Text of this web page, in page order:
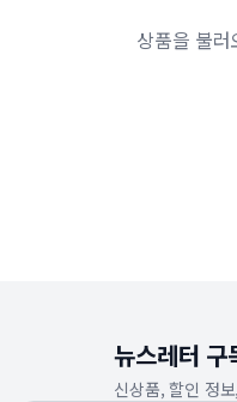
상품을 불
뉴스레터 구
신상품, 할인 정